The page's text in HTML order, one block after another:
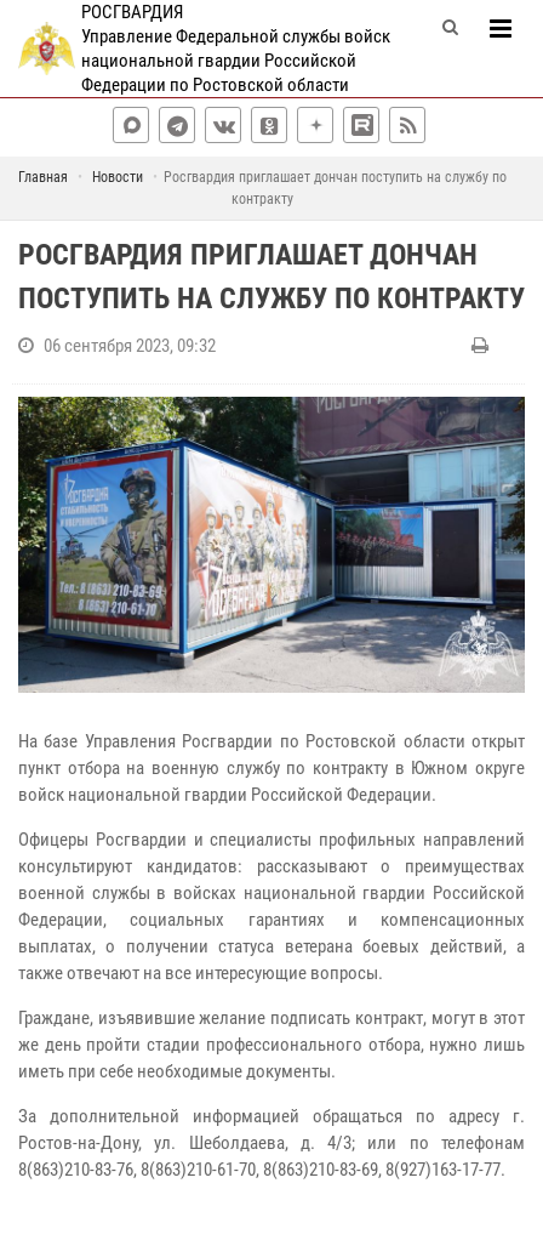
РОСГВАРДИЯ
Управление Федеральной службы войск
национальной гвардии Российской
Федерации по Ростовской области
Главная Новости
Росгвардия приглашает дончан поступить на службу по
контракту
РОСГВАРДИЯ ПРИГЛАШАЕТ ДОНЧАН
ПОСТУПИТЬ НА СЛУЖБУ ПО КОНТРАКТУ
06 сентября 2023, 09:32
На базе Управления Росгвардии по Ростовской области открыт
пункт отбора на военную службу по контракту в Южном округе
войск национальной гвардии Российской Федерации.
Офицеры Росгвардии и специалисты профильных направлений
консультируют кандидатов: рассказывают о преимуществах
военной службы в войсках национальной гвардии Российской
Федерации, социальных гарантиях и компенсационных
выплатах, о получении статуса ветерана боевых действий, а
также отвечают на все интересующие вопросы.
Граждане, изъявившие желание подписать контракт, могут в этот
же день пройти стадии профессионального отбора, нужно лишь
иметь при себе необходимые документы.
За дополнительной информацией обращаться по адресу г.
Ростов-на-Дону, ул. Шеболдаева, д. 4/3; или по телефонам
8(863)210-83-76, 8(863)210-61-70, 8(863)210-83-69, 8(927)163-17-77.